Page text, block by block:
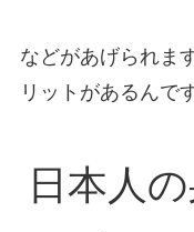
などがあげられま
リットがあるんで
日本人